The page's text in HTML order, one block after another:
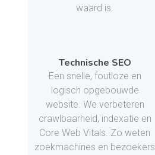
waard is.
Technische SEO
Een snelle, foutloze en
logisch opgebouwde
website. We verbeteren
crawlbaarheid, indexatie en
Core Web Vitals. Zo weten
zoekmachines en bezoekers